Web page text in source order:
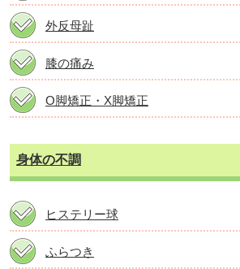
外反母趾
膝の痛み
О脚矯正・X脚矯正
身体の不調
ヒステリー球
ふらつき